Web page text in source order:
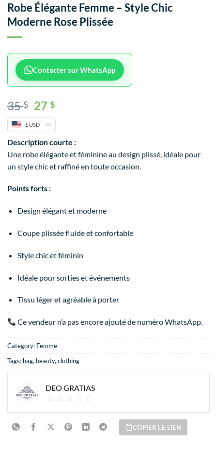
Robe Élégante Femme – Style Chic
Moderne Rose Plissée
Contacter sur WhatsApp
35$ 27$
$ USD
Description courte :
Une robe élégante et féminine au design plissé, idéale pour
un style chic et raffiné en toute occasion.
Points forts :
Design élégant et moderne
Coupe plissée fluide et confortable
Style chic et féminin
Idéale pour sorties et événements
Tissu léger et agréable à porter
Ce vendeur n’a pas encore ajouté de numéro WhatsApp.
Category: Femme
Tags: bag, beauty, clothing
DEO GRATIAS
COPIER LE LIEN